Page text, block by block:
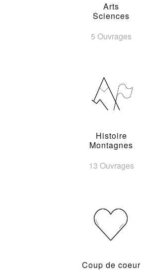
Arts
Sciences
5 Ouvrages
Histoire
Montagnes
13 Ouvrages
Coup de coeur